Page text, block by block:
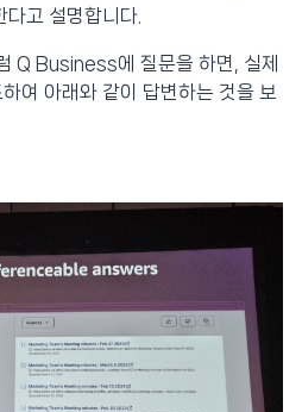
다고 설명합니다.
Q Business에 질문을 하면, 실제
여 아래와 같이 답변하는 것을 보